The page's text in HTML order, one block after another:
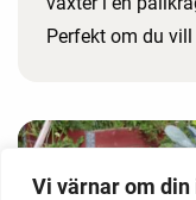
Vi värnar om
Perfekt om du